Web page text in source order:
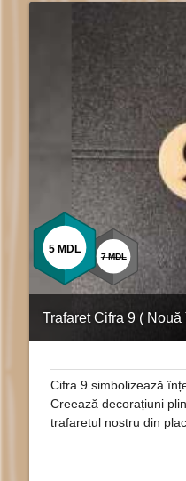
Trafaret Cifra 9 ( Nouă
5 MDL
7 MDL
Cifra 9 simbolizează
Creează decorațiuni
trafaretul nostru din